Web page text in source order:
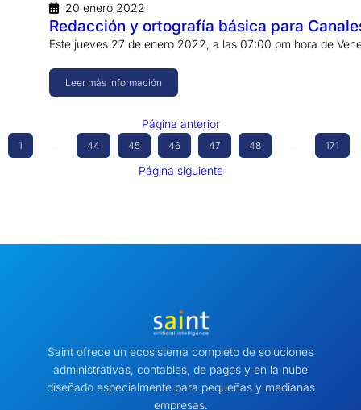
20 enero 2022
Redacción y ortografía básica para
Este jueves 27 de enero 2022, a las 07:00 pm hora de
Leer más información
Página anterior
1 44 45 46 47 48 171
Página siguiente
Saint ofrece un ecosistema completo de soluciones
administrativas, contables, de pagos y en la nube
diseñado especialmente para pequeñas y medianas
empresas.